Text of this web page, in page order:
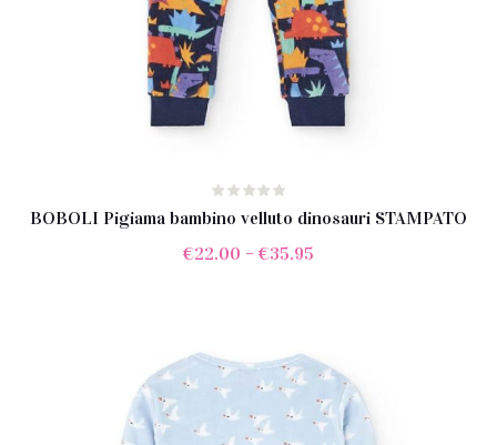
BOBOLI Pigiama bambino velluto dinosauri STAMPATO
€22.00 – €35.95